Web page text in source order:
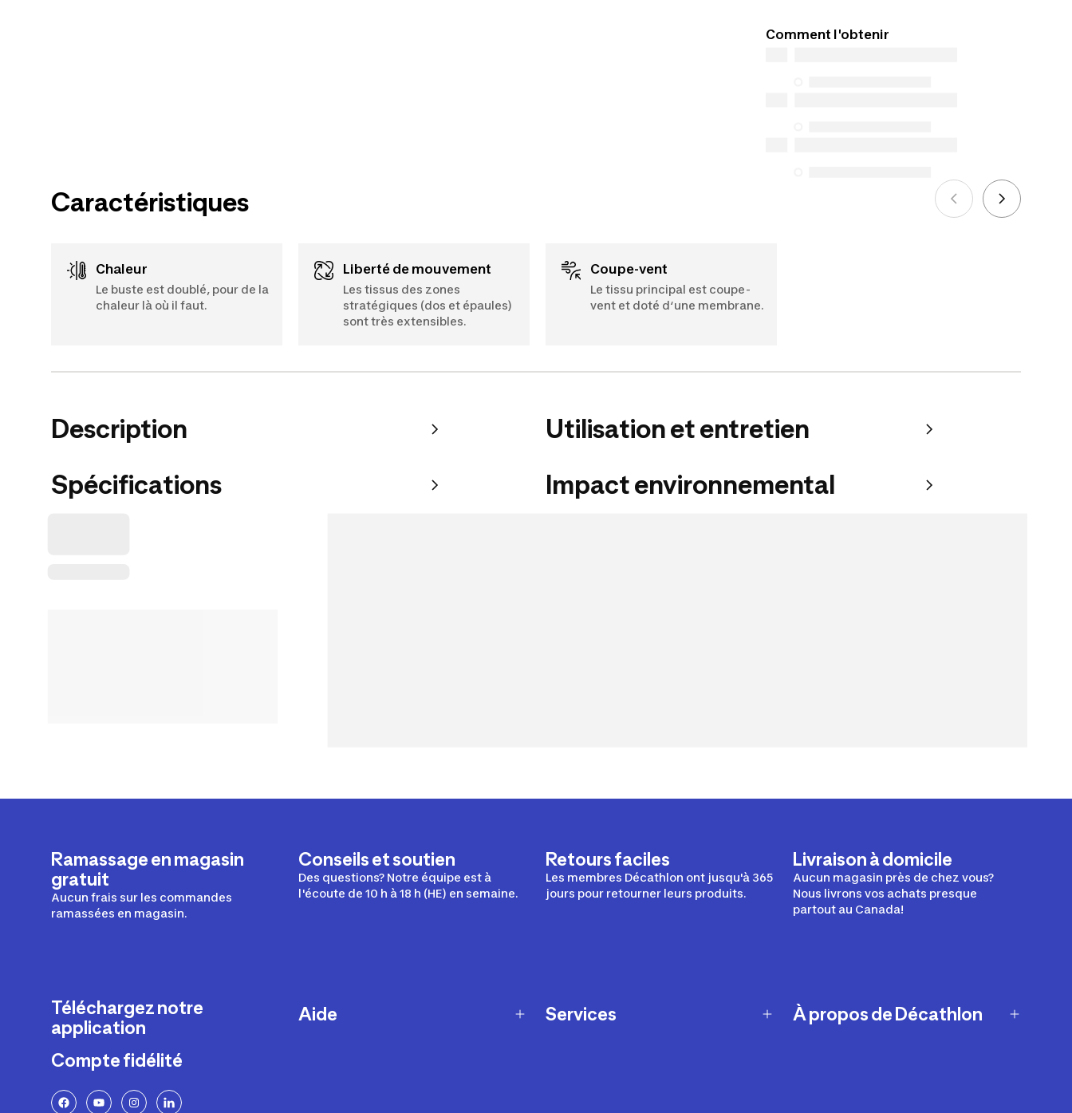
En savoir plus
offre une vaste sélection de services de
effectués à compter du 5 octobre 2025.
Comment l'obtenir
Caractéristiques
Chaleur
Le buste est doublé, pour de la
chaleur là où il faut.
Liberté de mouvement
Les tissus des zones
stratégiques (dos et épaules)
sont très extensibles.
Coupe-vent
Le tissu principal est coupe-
vent et doté d‘une membrane.
Description
Spécifications
Utilisation et entretien
Impact environnemental
Ramassage en magasin
gratuit
Aucun frais sur les commandes
ramassées en magasin.
Conseils et soutien
Des questions? Notre équipe est à
l'écoute de 10 h à 18 h (HE) en semaine.
Retours faciles
Les membres Décathlon ont jusqu'à 365
jours pour retourner leurs produits.
Livraison à domicile
Aucun magasin près de chez vous?
Nous livrons vos achats presque
partout au Canada!
Téléchargez notre
application
Compte fidélité
Aide Services À propos de Décathlon